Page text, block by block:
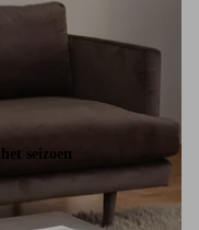
seizoen